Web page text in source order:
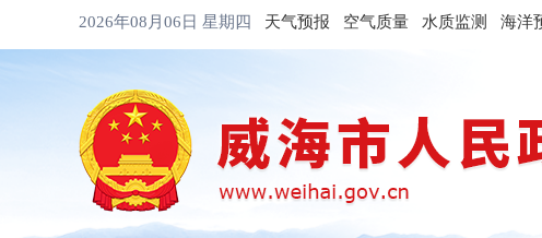
2026年08月06日 星期四 天气预报 空气质量 水质监测 海洋